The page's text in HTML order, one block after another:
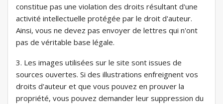
constitue pas une violation des droits résultant d'une
activité intellectuelle protégée par le droit d'auteur.
Ainsi, vous ne devez pas envoyer de lettres qui n'ont
pas de véritable base légale.
3. Les images utilisées sur le site sont issues de
sources ouvertes. Si des illustrations enfreignent vos
droits d'auteur et que vous pouvez en prouver la
propriété, vous pouvez demander leur suppression du